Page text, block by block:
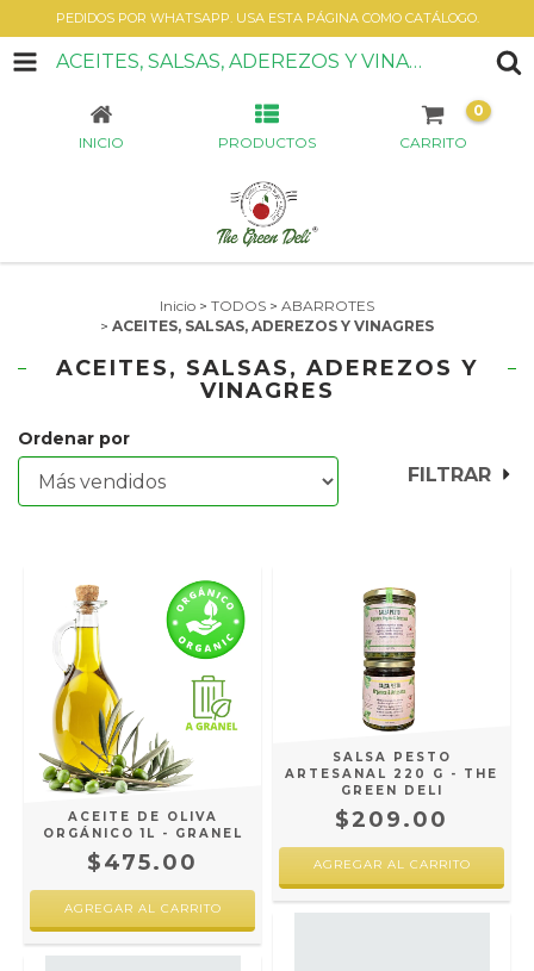
PEDIDOS POR WHATSAPP. USA ESTA PÁGINA COMO CATÁLOGO.
ACEITES, SALSAS, ADEREZOS Y VINAGRES
INICIO PRODUCTOS CARRITO
0
Inicio > TODOS > ABARROTES
> ACEITES, SALSAS, ADEREZOS Y VINAGRES
ACEITES, SALSAS, ADEREZOS Y
VINAGRES
Ordenar por
FILTRAR
ACEITE DE OLIVA
ORGÁNICO 1L - GRANEL
$475.00
SALSA PESTO
ARTESANAL 220 G - THE
GREEN DELI
$209.00
AGREGAR AL CARRITO